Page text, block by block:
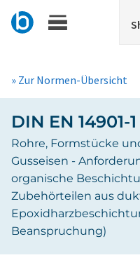
» Zur Normen-Übersicht
DIN EN 14901-
Rohre, Formstücke
Gusseisen -
organische
Zubehörteilen aus
Beanspruchung)